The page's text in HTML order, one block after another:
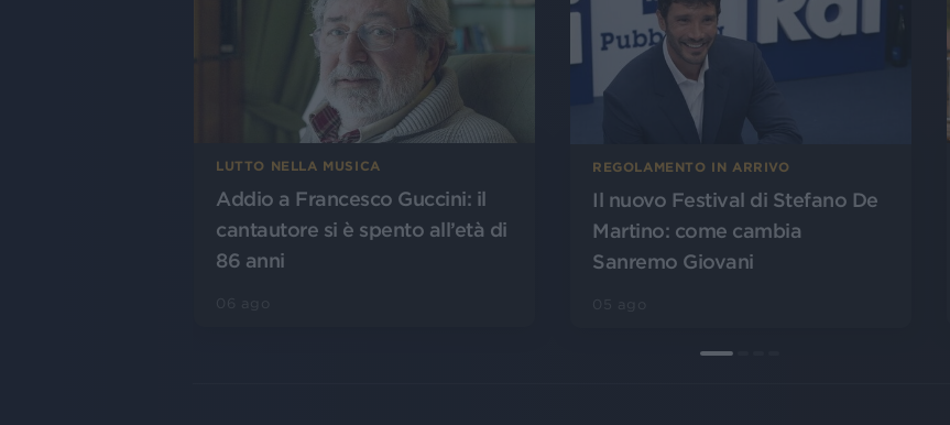
LUTTO NELLA MUSICA
Addio a Francesco Guccini: il
cantautore si è spento all’età di
86 anni
REGOLAMENTO IN ARRIVO
Il nuovo Festival di Stefano De
Martino: come cambia
Sanremo Giovani